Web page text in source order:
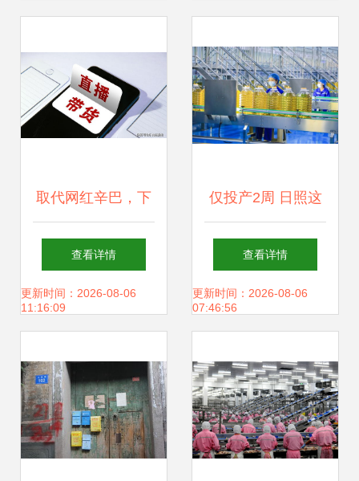
取代网红辛巴，下
一个风口降临 董明
珠已赚102.7亿，
向
查看详情
更新时间：2026-08-06
11:16:09
仅投产2周 日照这
个项目就狂收34亿
订单 兴办实业的价
查看详情
更新时间：2026-08-06
07:46:56